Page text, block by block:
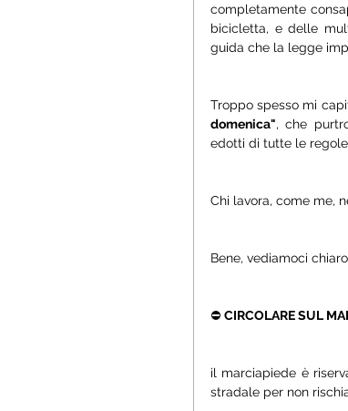
completamente
bicicletta, e delle
guida che la legge
Troppo spesso mi
domenica", che
edotti di tutte le
Chi lavora, come me,
Bene, vediamoci
⛔ CIRCOLARE SUL
il marciapiede è
stradale per non